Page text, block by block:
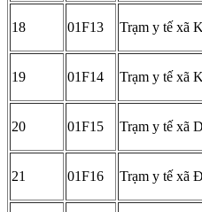
18 01F13 Trạm y tế xã
19 01F14 Trạm y tế xã
20 01F15 Trạm y tế xã
21 01F16 Trạm y tế xã